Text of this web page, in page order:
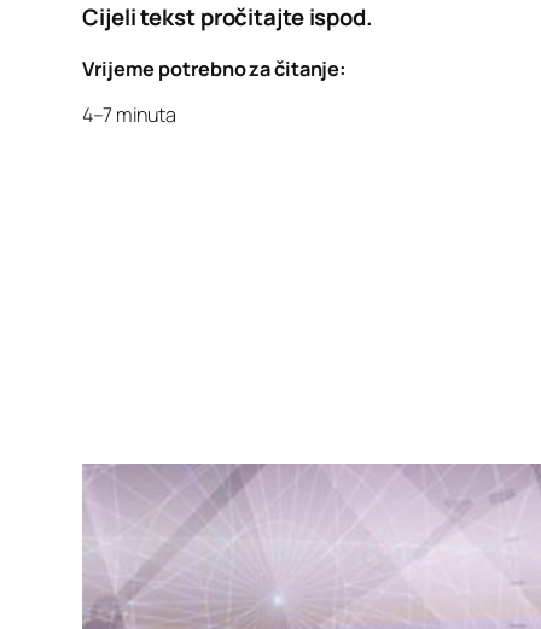
Cijeli tekst pročitajte ispod.
Vrijeme potrebno za čitanje:
4–7 minuta